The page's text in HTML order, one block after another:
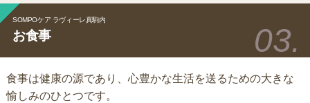
SOMPOケア ラヴィーレ真駒内
お食事
食事は健康の源であり、心豊かな生活を送るための大きな
愉しみのひとつです。